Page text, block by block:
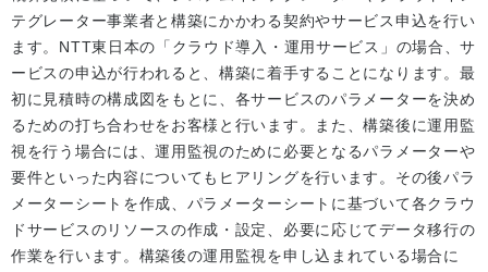
テグレーター事業者と構築にかかわる契約やサービス申込を行い
ます。NTT東日本の「クラウド導入・運用サービス」の場合、サ
ービスの申込が行われると、構築に着手することになります。最
初に見積時の構成図をもとに、各サービスのパラメーターを決め
るための打ち合わせをお客様と行います。また、構築後に運用監
視を行う場合には、運用監視のために必要となるパラメーターや
要件といった内容についてもヒアリングを行います。その後パラ
メーターシートを作成、パラメーターシートに基づいて各クラウ
ドサービスのリソースの作成・設定、必要に応じてデータ移行の
作業を行います。構築後の運用監視を申し込まれている場合に